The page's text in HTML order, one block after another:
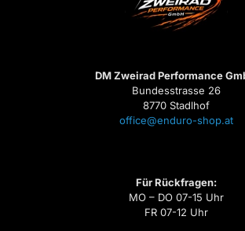
DM Zweirad Performance
Bundesstrasse 26
8770 Stadlhof
office@enduro-shop.at
Für Rückfragen:
MO – DO 07-15 Uhr
FR 07-12 Uhr